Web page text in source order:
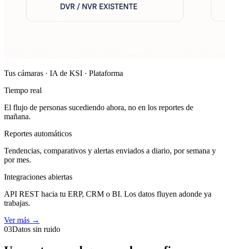
Tus cámaras · IA de KSI · Plataforma
Tiempo real
El flujo de personas sucediendo ahora, no en los reportes de
mañana.
Reportes automáticos
Tendencias, comparativos y alertas enviados a diario, por semana y
por mes.
Integraciones abiertas
API REST hacia tu ERP, CRM o BI. Los datos fluyen adonde ya
trabajas.
Ver más →
03Datos sin ruido